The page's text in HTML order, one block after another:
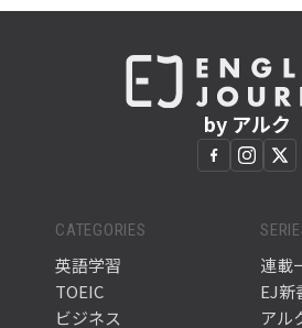
by アルク
CATEGORIES
英語学習
TOEIC
ビジネス
連載
EJ新
アル